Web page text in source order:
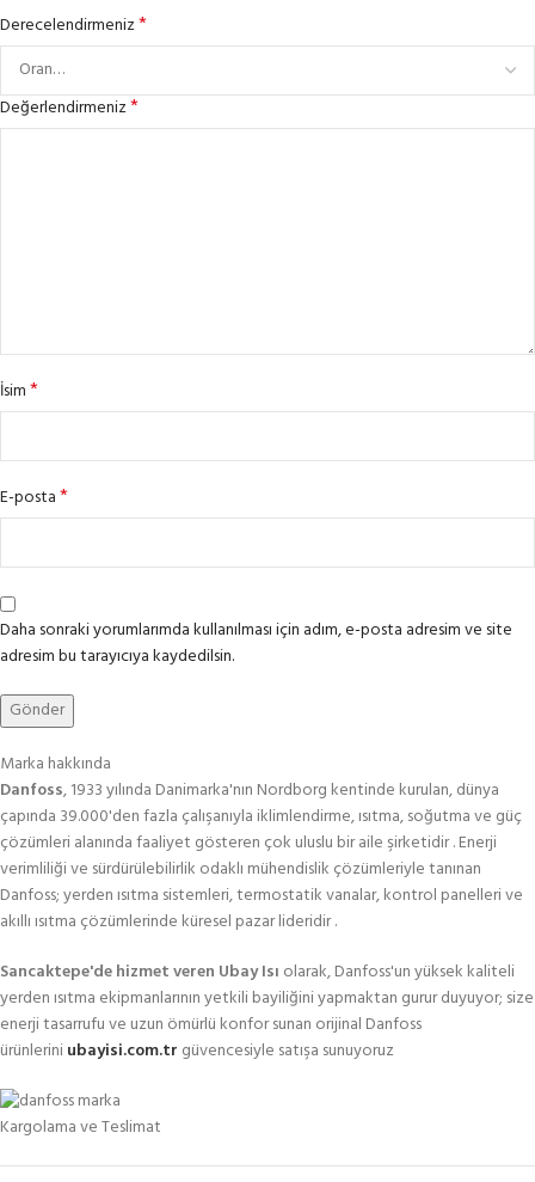
Derecelendirmeniz*
Değerlendirmeniz*
İsim*
E-posta*
Daha sonraki yorumlarımda kullanılması için adım, e-posta adresim ve site
adresim bu tarayıcıya kaydedilsin.
Marka hakkında
Danfoss, 1933 yılında Danimarka'nın Nordborg kentinde kurulan, dünya
çapında 39.000'den fazla çalışanıyla iklimlendirme, ısıtma, soğutma ve güç
çözümleri alanında faaliyet gösteren çok uluslu bir aile şirketidir . Enerji
verimliliği ve sürdürülebilirlik odaklı mühendislik çözümleriyle tanınan
Danfoss; yerden ısıtma sistemleri, termostatik vanalar, kontrol panelleri ve
akıllı ısıtma çözümlerinde küresel pazar lideridir .
Sancaktepe'de hizmet veren Ubay Isı olarak, Danfoss'un yüksek kaliteli
yerden ısıtma ekipmanlarının yetkili bayiliğini yapmaktan gurur duyuyor; size
enerji tasarrufu ve uzun ömürlü konfor sunan orijinal Danfoss
ürünleriniubayisi.com.tr güvencesiyle satışa sunuyoruz
Kargolama ve Teslimat